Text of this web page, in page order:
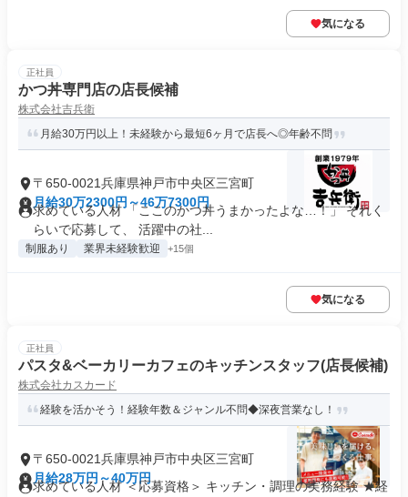
気になる
正社員
かつ丼専門店の店長候補
株式会社吉兵衛
月給30万円以上！未経験から最短6ヶ月で店長へ◎年齢不問
〒650-0021兵庫県神戸市中央区三宮町
月給30万2300円～46万7300円
求めている人材 「ここのかつ丼うまかったよな…！」 それく
らいで応募して、 活躍中の社...
制服あり 業界未経験歓迎 +15個
気になる
正社員
パスタ&ベーカリーカフェのキッチンスタッフ(店長候補)
株式会社カスカード
経験を活かそう！経験年数＆ジャンル不問◆深夜営業なし！
〒650-0021兵庫県神戸市中央区三宮町
月給28万円～40万円
求めている人材 ＜応募資格＞ キッチン・調理の実務経験 ★経